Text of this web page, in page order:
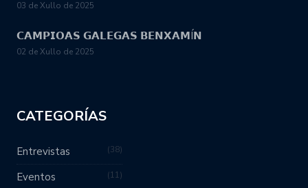
03 de Xullo de 2025
𝗖𝗔𝗠𝗣𝗜𝗢𝗔𝗦 𝗚𝗔𝗟𝗘𝗚𝗔𝗦 𝗕𝗘𝗡𝗫𝗔𝗠Í𝗡
02 de Xullo de 2025
CATEGORÍAS
Entrevistas 38
Eventos 11